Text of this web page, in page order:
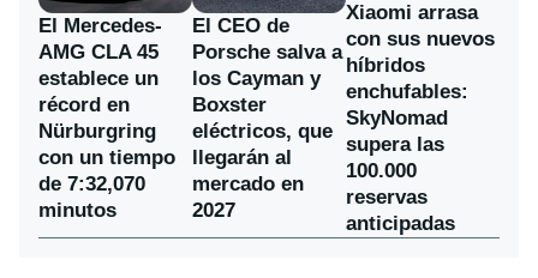
El Mercedes-
AMG CLA 45
establece un
récord en
Nürburgring
con un tiempo
de 7:32,070
minutos
El CEO de
Porsche salva a
los Cayman y
Boxster
eléctricos, que
llegarán al
mercado en
2027
Xiaomi arrasa
con sus nuevos
híbridos
enchufables:
SkyNomad
supera las
100.000
reservas
anticipadas